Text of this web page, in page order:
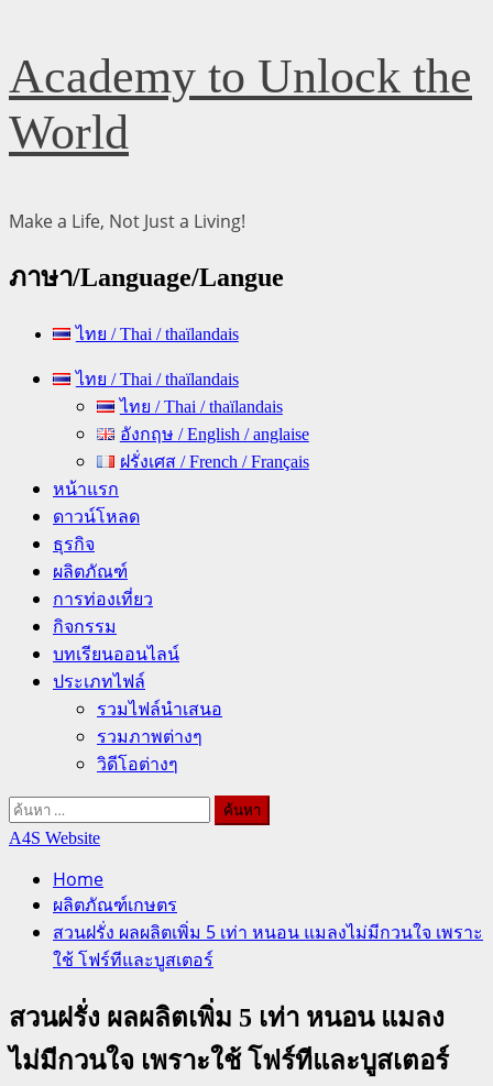
Skip
to
content
Academy to Unlock the
World
Make a Life, Not Just a Living!
ภาษา/Language/Langue
ไทย / Thai / thaïlandais
Primary ไทย / Thai / thaïlandais
ไทย / Thai / thaïlandais
อังกฤษ / English / anglaise
ฝรั่งเศส / French / Français
หน้าแรก
ดาวน์โหลด
ธุรกิจ
ผลิตภัณฑ์
การท่องเที่ยว
กิจกรรม
บทเรียนออนไลน์
ประเภทไฟล์
รวมไฟล์นำเสนอ
รวมภาพต่างๆ
วิดีโอต่างๆ
ค้นหา
สำหรับ:
A4S Website
Home
ผลิตภัณฑ์เกษตร
สวนฝรั่ง ผลผลิตเพิ่ม 5 เท่า หนอน แมลงไม่มีกวนใจ เพราะ
ใช้ โฟร์ทีและบูสเตอร์
สวนฝรั่ง ผลผลิตเพิ่ม 5 เท่า หนอน แมลง
ไม่มีกวนใจ เพราะใช้ โฟร์ทีและบูสเตอร์